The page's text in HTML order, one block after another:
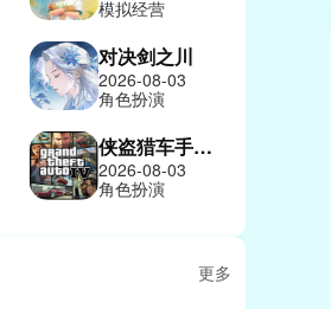
模拟经营
对决剑之川
2026-08-03
角色扮演
侠盗猎车手4中文版
2026-08-03
角色扮演
更多